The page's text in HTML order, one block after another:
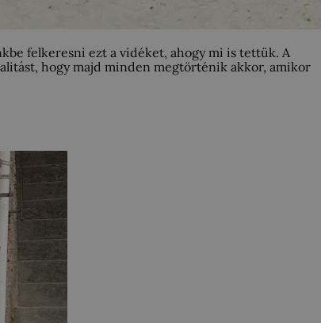
felkeresni ezt a vidéket, ahogy mi is tettük. A
hogy majd minden megtörténik akkor, amikor